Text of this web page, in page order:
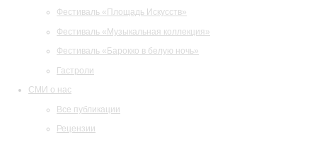
Фестиваль «Площадь Искусств»
Фестиваль «Музыкальная коллекция»
Фестиваль «Барокко в белую ночь»
Гастроли
СМИ о нас
Все публикации
Рецензии